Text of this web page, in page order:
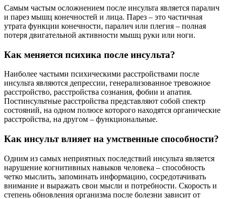
Самым частым осложнением после инсульта является паралич
и парез мышц конечностей и лица. Парез – это частичная
утрата функции конечности, паралич или плегия – полная
потеря двигательной активности мышц руки или ноги.
Как меняется психика после инсульта?
Наиболее частыми психическими расстройствами после
инсульта являются депрессии, генерализованное тревожное
расстройство, расстройства сознания, фобии и апатия.
Постинсультные расстройства представляют собой спектр
состояний, на одном полюсе которого находятся органические
расстройства, на другом – функциональные.
Как инсульт влияет на умственные способности?
Одним из самых неприятных последствий инсульта является
нарушение когнитивных навыков человека – способность
четко мыслить, запоминать информацию, сосредотачивать
внимание и выражать свои мысли и потребности. Скорость и
степень обновления организма после болезни зависит от